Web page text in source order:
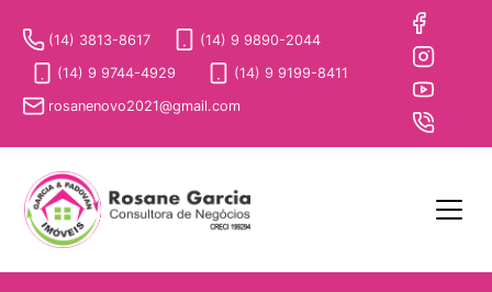
(14) 3813-8617 (14) 9 9890-2044
(14) 9 9744-4929 (14) 9 9199-8411
rosanenovo2021@gmail.com